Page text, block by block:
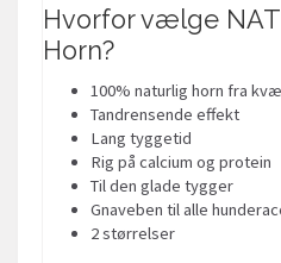
Hvorfor vælge
Horn?
100% naturlig horn fra
Tandrensende effekt
Lang tyggetid
Rig på calcium og protein
Til den glade tygger
Gnaveben til alle
2 størrelser